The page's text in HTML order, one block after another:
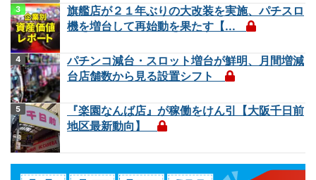
旗艦店が２１年ぶりの大改装を実施、パチスロ
機を増台して再始動を果たす【...
パチンコ減台・スロット増台が鮮明、月間増減
台店舗数から見る設置シフト
『楽園なんば店』が稼働をけん引【大阪千日前
地区最新動向】